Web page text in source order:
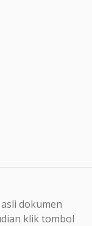
dokumen
klik tombol